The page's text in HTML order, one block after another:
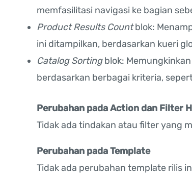
memfasilitasi navigasi ke bagian
Product Results Countblok:
ini ditampilkan, berdasarkan kueri
Catalog Sortingblok:
berdasarkan berbagai kriteria,
Perubahan pada Action dan Filter
Tidak ada tindakan atau filter yang
Perubahan pada Template
Tidak ada perubahan template rilis